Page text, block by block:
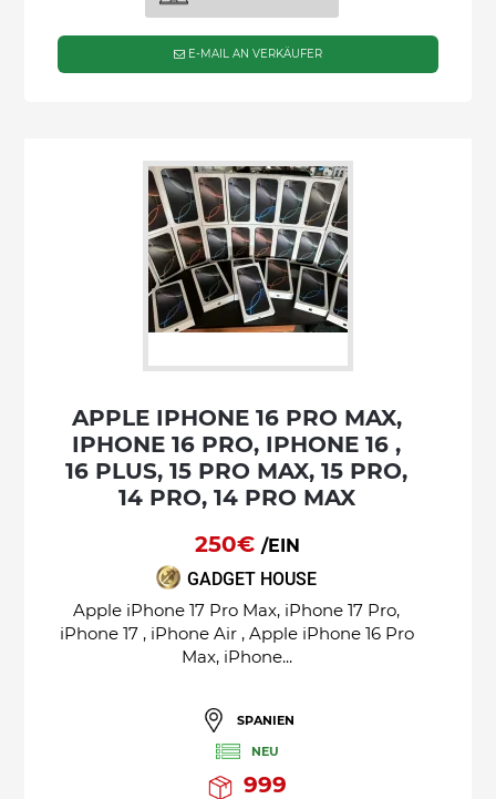
E-MAIL AN VERKÄUFER
APPLE IPHONE 16 PRO MAX,
IPHONE 16 PRO, IPHONE 16 ,
16 PLUS, 15 PRO MAX, 15 PRO,
14 PRO, 14 PRO MAX
250€/EIN
GADGET HOUSE
Apple iPhone 17 Pro Max, iPhone 17 Pro,
iPhone 17 , iPhone Air , Apple iPhone 16 Pro
Max, iPhone...
SPANIEN
NEU
999